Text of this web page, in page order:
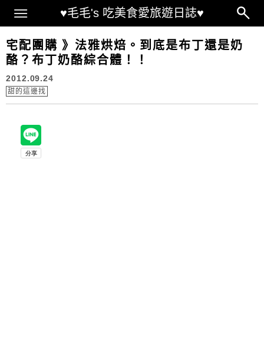
♥毛毛's 吃美食愛旅遊日誌♥
Main Menu
宅配團購 》法雅烘焙。到底是布丁還是奶
酪？布丁奶酪綜合體！！
2012.09.24
甜的這邊找